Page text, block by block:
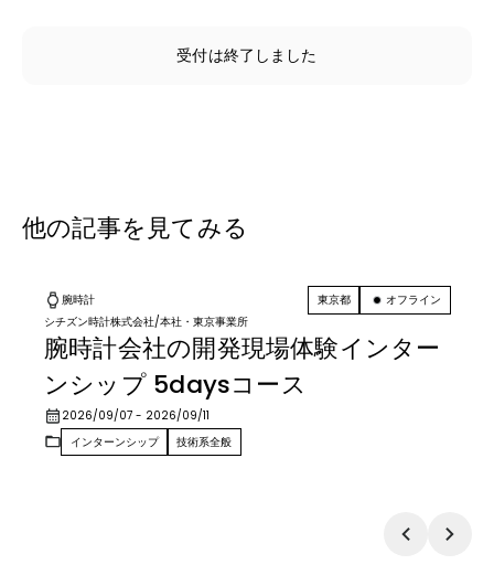
受付は終了しました
他の記事を見てみる
腕時計 東京都
オフライン
シチズン時計株式会社/本社・東京事業所
腕時計会社の開発現場体験インター
ンシップ 5daysコース
2026/09/07 - 2026/09/11
インターンシップ
技術系全般